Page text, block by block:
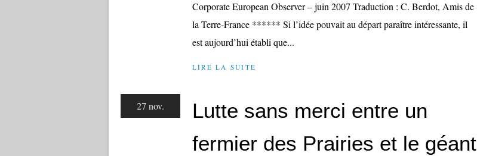
Corporate European Observer – juin 2007 Traduction : C. Berdot, Amis de
la Terre-France ****** Si l’idée pouvait au départ paraître intéressante, il
est aujourd’hui établi que...
LIRE LA SUITE
27 nov.
Lutte sans merci entre un
fermier des Prairies et le géant